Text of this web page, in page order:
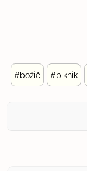
#božič #piknik